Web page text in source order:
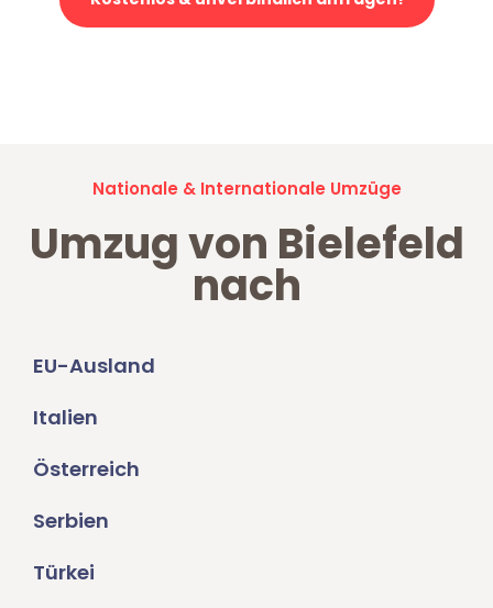
Nationale & Internationale Umzüge
Umzug von Bielefeld
nach
EU-Ausland
Italien
Österreich
Serbien
Türkei